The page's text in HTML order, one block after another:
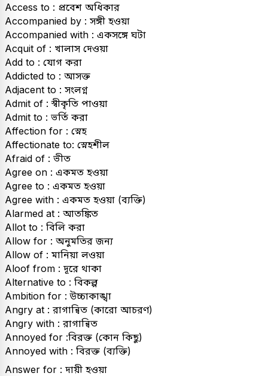
Access to : প্রবেশ অধিকার
Accompanied by : সঙ্গী হওয়া
Accompanied with : একসঙ্গে ঘটা
Acquit of : খালাস দেওয়া
Add to : যোগ করা
Addicted to : আসক্ত
Adjacent to : সংলগ্ন
Admit of : স্বীকৃতি পাওয়া
Admit to : ভর্তি করা
Affection for : স্নেহ
Affectionate to: স্নেহশীল
Afraid of : ভীত
Agree on : একমত হওয়া
Agree to : একমত হওয়া
Agree with : একমত হওয়া (ব্যক্তি)
Alarmed at : আতঙ্কিত
Allot to : বিলি করা
Allow for : অনুমতির জন্য
Allow of : মানিয়া লওয়া
Aloof from : দূরে থাকা
Alternative to : বিকল্প
Ambition for : উচ্চাকাঙ্খা
Angry at : রাগান্বিত (কারো আচরণ)
Angry with : রাগান্বিত
Annoyed for :বিরক্ত (কোন কিছু)
Annoyed with : বিরক্ত (ব্যক্তি)
Answer for : দায়ী হওয়া